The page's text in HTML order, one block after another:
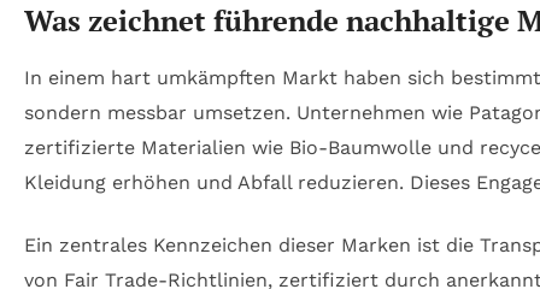
Was zeichnet führende nachhaltige
In einem hart umkämpften Markt haben sich
sondern messbar umsetzen. Unternehmen wie
zertifizierte Materialien wie Bio-Baumwolle und
Kleidung erhöhen und Abfall reduzieren. Dieses
Ein zentrales Kennzeichen dieser Marken ist die
von Fair Trade-Richtlinien, zertifiziert durch